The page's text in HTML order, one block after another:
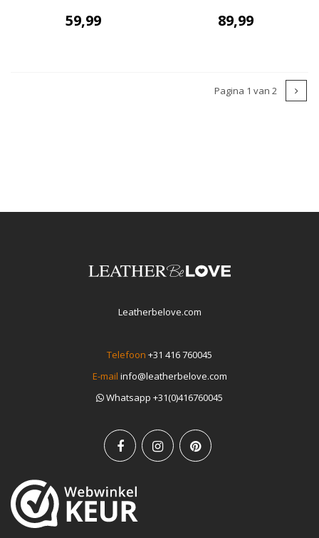
59,99 89,99
Pagina 1 van 2
Leatherbelove.com
Telefoon +31 416 760045
E-mail info@leatherbelove.com
Whatsapp +31(0)416760045